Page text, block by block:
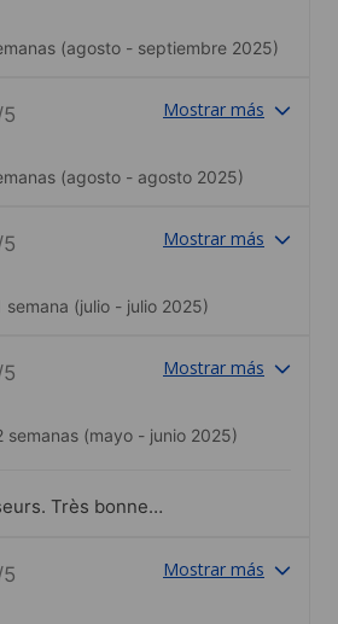
(agosto - septiembre 2025)
Mostrar más
(agosto - agosto 2025)
Mostrar más
semana (julio - julio 2025)
Mostrar más
semanas (mayo - junio 2025)
Très bonne
Mostrar más